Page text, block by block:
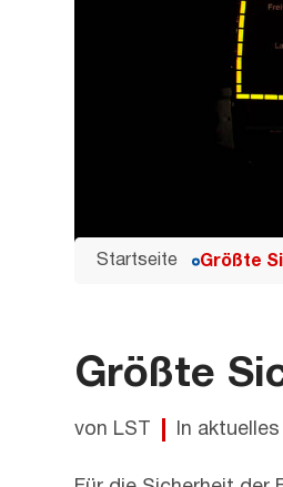
Startseite Größte
Größte
von LST In aktuelles